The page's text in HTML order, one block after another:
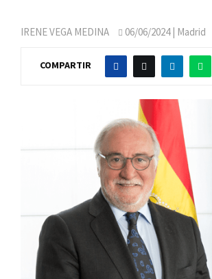
IRENE VEGA MEDINA 06/06/2024| Madrid
COMPARTIR